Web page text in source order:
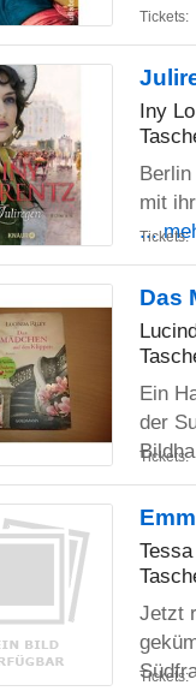
Tickets:
Iny
mit
...
Tickets:
Das
Ein
der
Tickets:
Jetzt
Tickets: